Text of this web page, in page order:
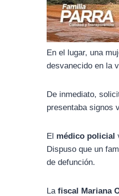
k
m
En el lugar, una
desvanecido en la
De inmediato,
presentaba signos
El médico policial
Dispuso que un
de defunción.
Lafiscal Mariana